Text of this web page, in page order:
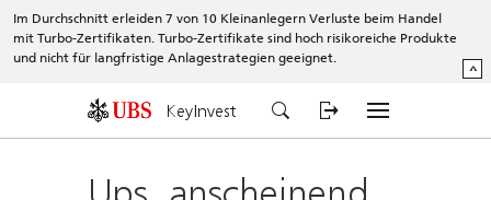
Im Durchschnitt erleiden 7 von 10 Kleinanlegern Verluste beim Handel
mit Turbo-Zertifikaten. Turbo-Zertifikate sind hoch risikoreiche Produkte
und nicht für langfristige Anlagestrategien geeignet.
^
KeyInvest